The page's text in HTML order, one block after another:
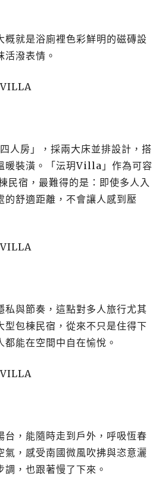
概就是浴廁裡色彩鮮明的磁磚設
活潑表情。
人房」，採兩大床並排設計，搭
暖裝潢。「沄玥Villa」作為可容
民宿，最難得的是：即使多人入
的舒適距離，不會讓人感到壓
私與節奏，這點對多人旅行尤其
型包棟民宿，從來不只是住得下
能在空間中自在愉悅。
台，能隨時走到戶外，呼吸恆春
氣，感受南國微風吹拂與恣意灑
，也跟著慢了下來。